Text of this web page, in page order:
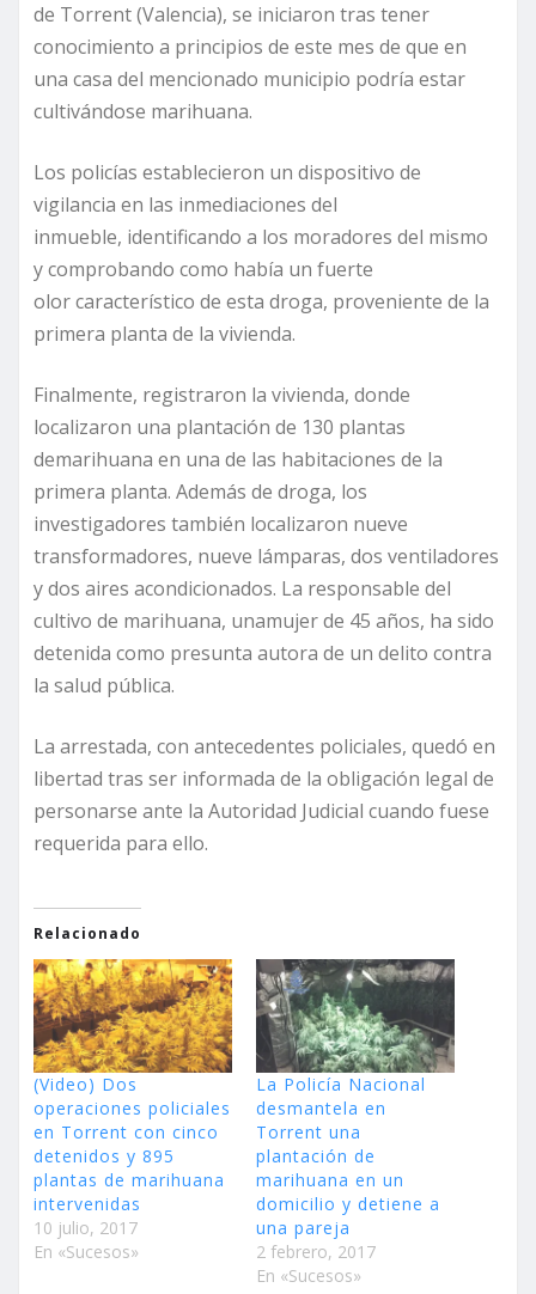
de Torrent (Valencia), se iniciaron tras tener
conocimiento a principios de este mes de que en
una casa del mencionado municipio podría estar
cultivándose marihuana.
Los policías establecieron un dispositivo de
vigilancia en las inmediaciones del
inmueble, identificando a los moradores del mismo
y comprobando como había un fuerte
olor característico de esta droga, proveniente de la
primera planta de la vivienda.
Finalmente, registraron la vivienda, donde
localizaron una plantación de 130 plantas
demarihuana en una de las habitaciones de la
primera planta. Además de droga, los
investigadores también localizaron nueve
transformadores, nueve lámparas, dos ventiladores
y dos aires acondicionados. La responsable del
cultivo de marihuana, unamujer de 45 años, ha sido
detenida como presunta autora de un delito contra
la salud pública.
La arrestada, con antecedentes policiales, quedó en
libertad tras ser informada de la obligación legal de
personarse ante la Autoridad Judicial cuando fuese
requerida para ello.
Relacionado
(Video) Dos
operaciones policiales
en Torrent con cinco
detenidos y 895
plantas de marihuana
intervenidas
10 julio, 2017
En «Sucesos»
La Policía Nacional
desmantela en
Torrent una
plantación de
marihuana en un
domicilio y detiene a
una pareja
2 febrero, 2017
En «Sucesos»